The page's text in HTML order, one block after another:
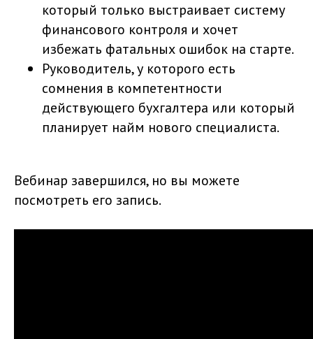
который только выстраивает систему
финансового контроля и хочет
избежать фатальных ошибок на старте.
Руководитель, у которого есть
сомнения в компетентности
действующего бухгалтера или который
планирует найм нового специалиста.
Вебинар завершился, но вы можете
посмотреть его запись.